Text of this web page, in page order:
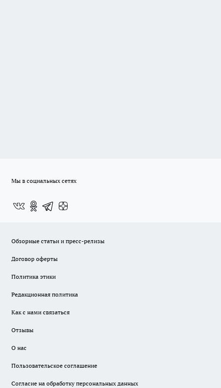
Мы в социальных сетях
Обзорные статьи и пресс-релизы
Договор оферты
Политика этики
Редакционная политика
Как с нами связаться
Отзывы
О нас
Пользовательское соглашение
Согласие на обработку персональных данных